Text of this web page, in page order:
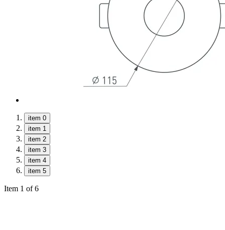
item 0
item 1
item 2
item 3
item 4
item 5
Item 1 of 6